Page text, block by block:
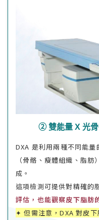
➁ 雙能量 X 光骨
DXA 是利用兩種不同能
（骨骼、瘦體組織、脂
成。
這項檢測可提供對精確的
評估，也能觀察皮下脂肪
✦ 但需注意，DXA 對皮